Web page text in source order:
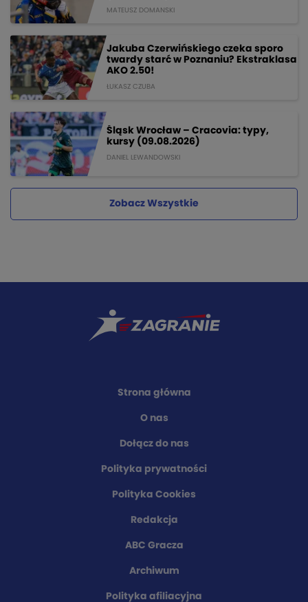
MATEUSZ DOMANSKI
Jakuba Czerwińskiego czeka sporo
twardy starć w Poznaniu? Ekstraklasa
AKO 2.50!
ŁUKASZ CZUBA
Śląsk Wrocław – Cracovia: typy,
kursy (09.08.2026)
DANIEL LEWANDOWSKI
Zobacz Wszystkie
Strona główna
O nas
Dołącz do nas
Polityka prywatności
Polityka Cookies
Redakcja
ABC Gracza
Archiwum
Polityka afiliacyjna